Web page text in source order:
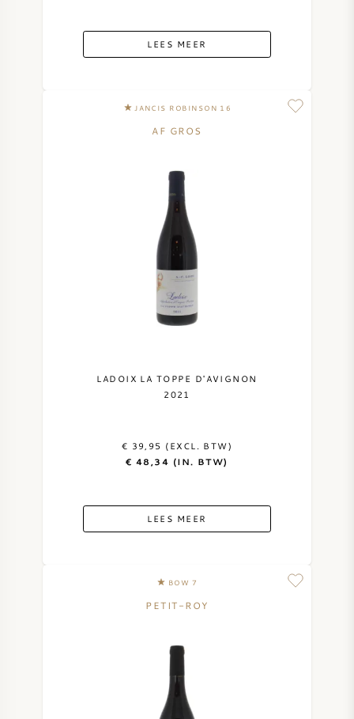
LEES MEER
JANCIS ROBINSON 16
AF GROS
LADOIX LA TOPPE D'AVIGNON
2021
€ 39,95 (EXCL. BTW)
€ 48,34 (IN. BTW)
LEES MEER
BOW 7
PETIT-ROY